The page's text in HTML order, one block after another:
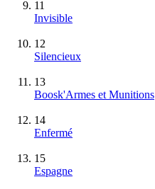
11
Invisible
12
Silencieux
13
Boosk'Armes et Munitions
14
Enfermé
15
Espagne